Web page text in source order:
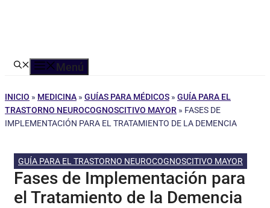
Menú
INICIO » MEDICINA » GUÍAS PARA MÉDICOS » GUÍA PARA EL
TRASTORNO NEUROCOGNOSCITIVO MAYOR » FASES DE
IMPLEMENTACIÓN PARA EL TRATAMIENTO DE LA DEMENCIA
GUÍA PARA EL TRASTORNO NEUROCOGNOSCITIVO MAYOR
Fases de Implementación para
el Tratamiento de la Demencia